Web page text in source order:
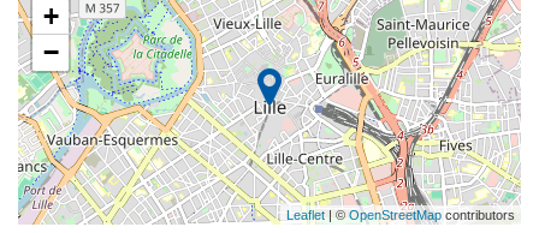
+
−
Leaflet | © OpenStreetMap contributors